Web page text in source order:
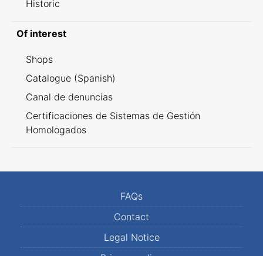
Historic
Of interest
Shops
Catalogue (Spanish)
Canal de denuncias
Certificaciones de Sistemas de Gestión
Homologados
FAQs
Contact
Legal Notice